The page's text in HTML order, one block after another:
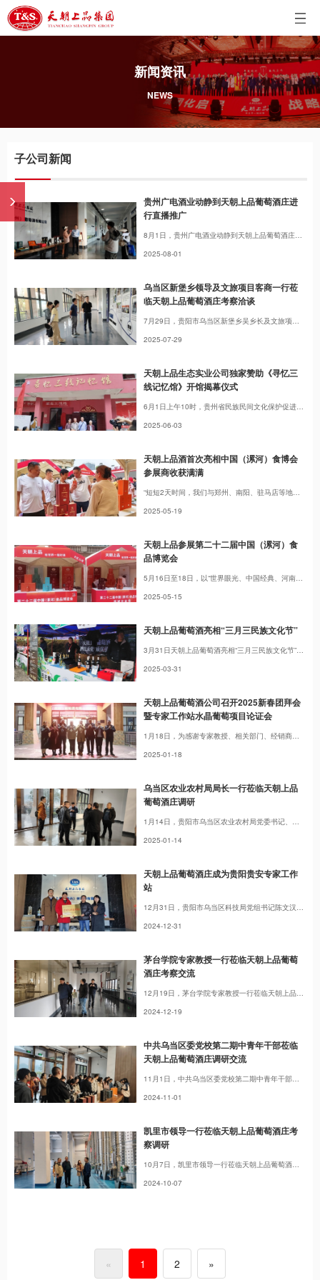
新闻资讯
NEWS
子公司新闻
贵州广电酒业动静到天朝上品葡萄酒庄进
行直播推广
8月1日，贵州广电酒业动静到天朝上品葡萄酒庄进行直播推广，助力贵州特色产业、特色企业高质量发展。
2025-08-01
乌当区新堡乡领导及文旅项目客商一行莅
临天朝上品葡萄酒庄考察洽谈
7月29日，贵阳市乌当区新堡乡吴乡长及文旅项目客商一行莅临天朝上品集团葡萄酒庄园考察洽谈。
2025-07-29
天朝上品生态实业公司独家赞助《寻忆三
线记忆馆》开馆揭幕仪式
6月1日上午10时，贵州省民族民间文化保护促进会三线文化艺术专业委员会《寻忆三线记忆馆》在贵阳市小河清水江路南欣学校举行开馆揭幕仪式。展馆原为011基地西工技术培训学校，也是目前仅存的一所技校校址。 本次活动由贵州省民族民间文化保护促进会主办、贵州寻忆三线品牌管理有限公司承办、天朝上品（贵州）生态实业有限公司独家赞助。
2025-06-03
天朝上品酒首次亮相中国（漯河）食博会
参展商收获满满
“短短2天时间，我们与郑州、南阳、驻马店等地的30多家客商达成合作意向。免费展位政策带来超预期的人流量，让这次参展成果丰硕！”5月17日，在第二十二届中国（漯河）食品博览会西城区分会场，天朝上品河南运营中心——漯河绵柔上品酒业有限公司销售总监吕文静兴奋地对记者表示，参展效果远超预期。
2025-05-19
天朝上品参展第二十二届中国（漯河）食
品博览会
5月16日至18日，以“世界眼光、中国经典、河南名品”为主题的第二十二届中国（漯河）食品博览会在漯河市举办。本届食博会主会场展览面积65000平方米，分为十大展区，并首次在漯河市西城区中王·奥特莱斯广场设置分会场，吸引了1268家企业报名参展。天朝上品河南运营中心携绵柔酱香标杆产品“天朝上品·15年庆”，代表产品铭粹、精典等亮相世博会，吸引众多新朋老友到场品美酒、话友谊、谈合作。
2025-05-15
天朝上品葡萄酒亮相“三月三民族文化节”
3月31日天朝上品葡萄酒亮相“三月三民族文化节”活动，现场嘉宾争相在展台品，交流。
2025-03-31
天朝上品葡萄酒公司召开2025新春团拜会
暨专家工作站水晶葡萄项目论证会
1月18日，为感谢专家教授、相关部门、经销商、原材料供应商等对天朝上品葡萄酒公司的大力支持，值此新春佳节来临之际，天朝上品葡萄公司在酒庄举办“2025新春团拜会暨专家工作站水晶葡萄项目论证会”。来自各单位、企业的代表，以及天朝上品葡萄酒公司高级顾问等参加活动。
2025-01-18
乌当区农业农村局局长一行莅临天朝上品
葡萄酒庄调研
1月14日，贵阳市乌当区农业农村局党委书记、局长袁会斌，党委委员、副局长邓勇一行莅临天朝上品葡萄酒庄调研。了解企业生产经营情况，及目前存在的问题等。并就订单农业、特色水果深加工等问题进行交流。
2025-01-14
天朝上品葡萄酒庄成为贵阳贵安专家工作
站
12月31日，贵阳市乌当区科技局党组书记陈文汉、局长孙瑜莅临天朝上品葡萄酒庄，为天朝上品葡萄酒庄授牌：贵阳贵安专家工作站（工作站名称：贵阳市天朝上品刺葡萄及特色葡萄产业专家工作站）。
2024-12-31
茅台学院专家教授一行莅临天朝上品葡萄
酒庄考察交流
12月19日，茅台学院专家教授一行莅临天朝上品葡萄酒庄考察交流。专家们参观了天朝上品葡萄酒庄的生产线、灌装间、储酒区等，对天朝上品葡萄酒庄采用的国际一流设施设备，立足中国本土葡萄品种，打造贵州第二张酒名片等做法深表赞同。同时对特色葡萄品种酿酒、副产品开发等方面进行了深入交流，并邀请天朝上品葡萄酒公司技术人员到茅台学院参观考察。
2024-12-19
中共乌当区委党校第二期中青年干部莅临
天朝上品葡萄酒庄调研交流
11月1日，中共乌当区委党校第二期中青年干部的培训班54人莅临天朝上品葡萄酒庄调研交流。在调研期间，培训班学员参观了天朝上品葡萄酒酿酒车间、储藏车间、灌装车间等，并与企业在“三产”融合、乡村振兴、特色农产品深加工等方面进行了交流。
2024-11-01
凯里市领导一行莅临天朝上品葡萄酒庄考
察调研
10月7日，凯里市领导一行莅临天朝上品葡萄酒庄考察调研。
2024-10-07
« 1 2 »